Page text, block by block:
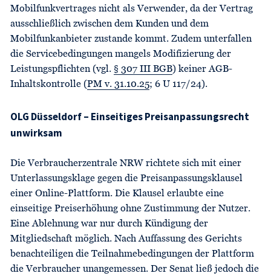
Mobilfunkvertrages nicht als Verwender, da der Vertrag
ausschließlich zwischen dem Kunden und dem
Mobilfunkanbieter zustande kommt. Zudem unterfallen
die Servicebedingungen mangels Modifizierung der
Leistungspflichten (vgl. § 307 III BGB) keiner AGB-
Inhaltskontrolle (PM v. 31.10.25; 6 U 117/24).
OLG Düsseldorf – Einseitiges Preisanpassungsrecht
unwirksam
Die Verbraucherzentrale NRW richtete sich mit einer
Unterlassungsklage gegen die Preisanpassungsklausel
einer Online-Plattform. Die Klausel erlaubte eine
einseitige Preiserhöhung ohne Zustimmung der Nutzer.
Eine Ablehnung war nur durch Kündigung der
Mitgliedschaft möglich. Nach Auffassung des Gerichts
benachteiligen die Teilnahmebedingungen der Plattform
die Verbraucher unangemessen. Der Senat ließ jedoch die